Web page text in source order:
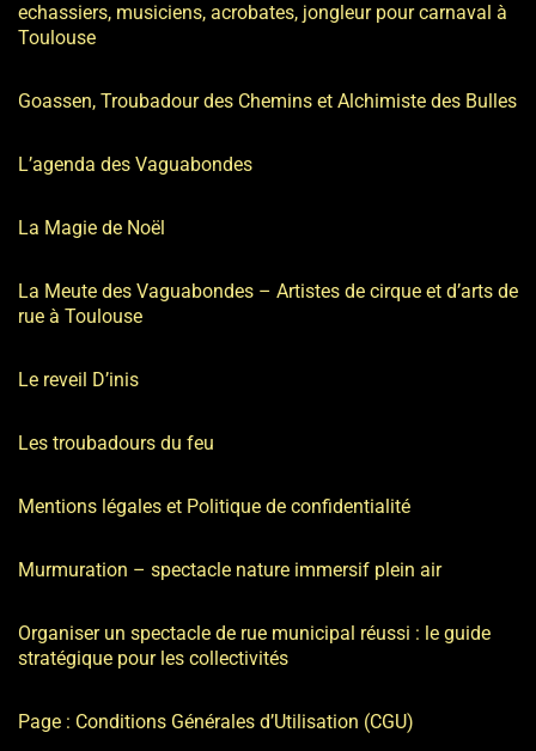
echassiers, musiciens, acrobates, jongleur pour carnaval à
Toulouse
Goassen, Troubadour des Chemins et Alchimiste des Bulles
L’agenda des Vaguabondes
La Magie de Noël
La Meute des Vaguabondes – Artistes de cirque et d’arts de
rue à Toulouse
Le reveil D’inis
Les troubadours du feu
Mentions légales et Politique de confidentialité
Murmuration – spectacle nature immersif plein air
Organiser un spectacle de rue municipal réussi : le guide
stratégique pour les collectivités
Page : Conditions Générales d’Utilisation (CGU)